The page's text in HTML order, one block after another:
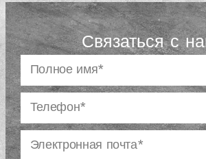
Связаться с